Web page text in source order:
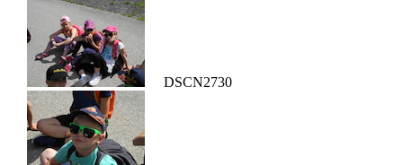
DSCN2730